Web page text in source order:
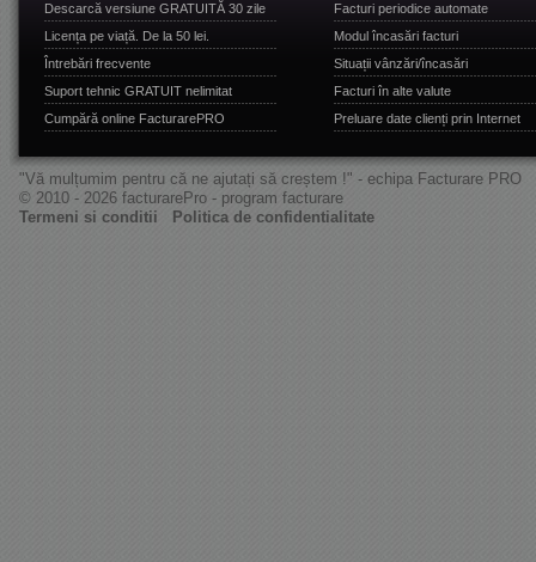
Descarcă versiune GRATUITĂ 30 zile
Licența pe viață. De la 50 lei.
Întrebări frecvente
Suport tehnic GRATUIT nelimitat
Cumpără online FacturarePRO
Facturi periodice automate
Modul încasări facturi
Situații vânzări/încasări
Facturi în alte valute
Preluare date clienți prin Internet
"Vă mulțumim pentru că ne ajutați să creștem !" - echipa Facturare PRO
© 2010 - 2026 facturarePro - program facturare
Termeni si conditii
Politica de confidentialitate